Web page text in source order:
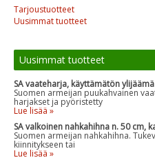
Tarjoustuotteet
Uusimmat tuotteet
Uusimmat tuotteet
SA vaateharja, käyttämätön ylijäämä
Suomen armeijan puukahvainen
harjakset ja pyöristetty
Lue lisää »
SA valkoinen nahkahihna n. 50 cm,
Suomen armeijan nahkahihna.
kiinnitykseen tai
Lue lisää »